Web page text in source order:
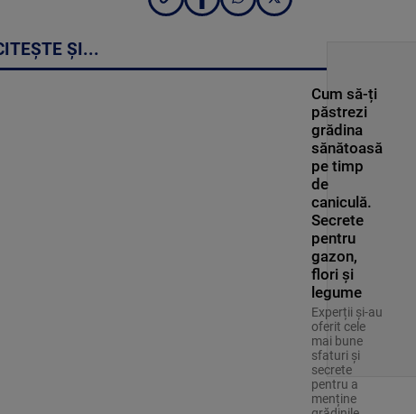
ȘI...
Cum să-ți
păstrezi
grădina
sănătoasă
pe timp
de
caniculă.
Secrete
pentru
gazon,
flori și
legume
Experții și-au
oferit cele
mai bune
sfaturi și
secrete
pentru a
menține